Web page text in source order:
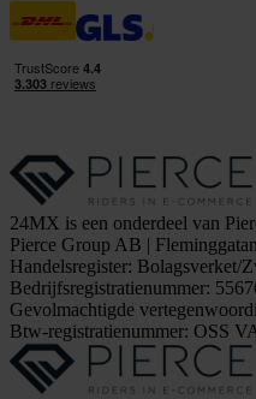
24MX is een onderdeel van
Pierce Group AB |
Handelsregister: Bolagsverket/
Bedrijfsregistratienummer:
Gevolmachtigde
Btw-registratienummer: OSS